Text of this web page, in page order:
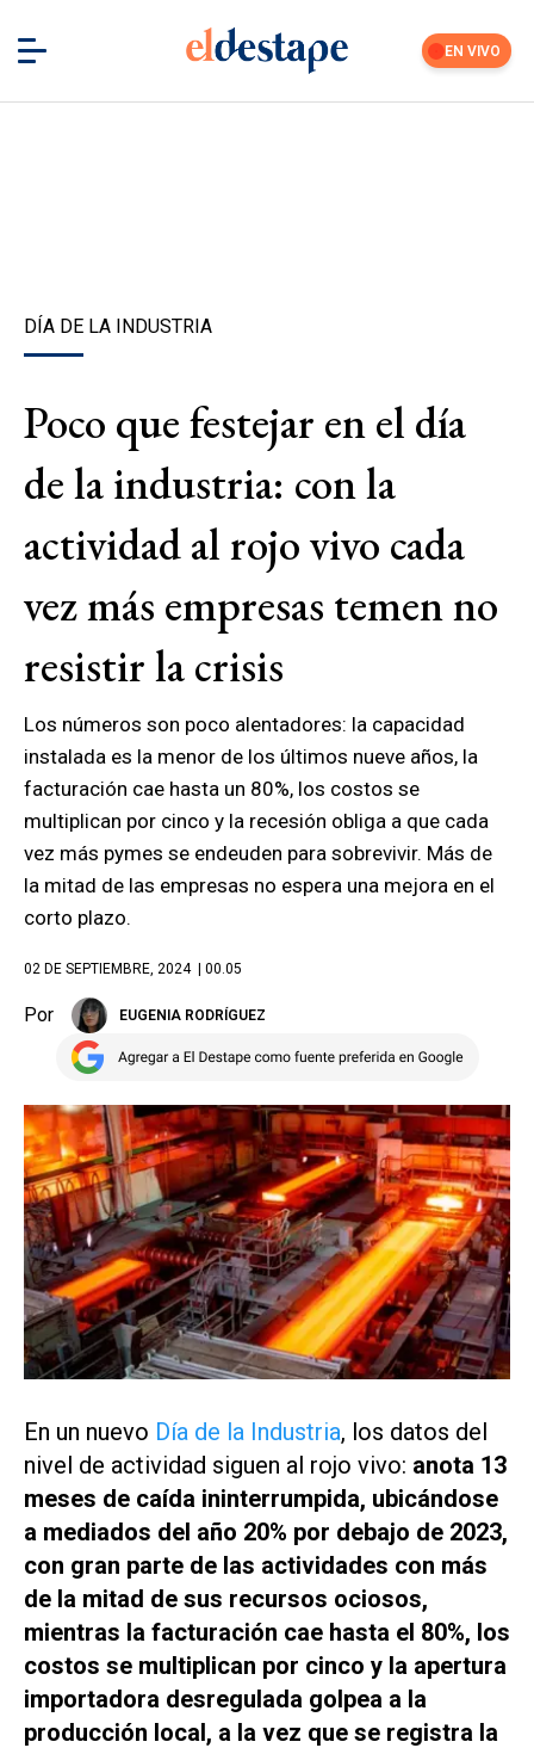
EN VIVO
DÍA DE LA INDUSTRIA
Poco que festejar en el día
de la industria: con la
actividad al rojo vivo cada
vez más empresas temen no
resistir la crisis
Los números son poco alentadores: la capacidad
instalada es la menor de los últimos nueve años, la
facturación cae hasta un 80%, los costos se
multiplican por cinco y la recesión obliga a que cada
vez más pymes se endeuden para sobrevivir. Más de
la mitad de las empresas no espera una mejora en el
corto plazo.
02 DE SEPTIEMBRE, 2024 | 00.05
Por EUGENIA RODRÍGUEZ
En un nuevo Día de la Industria, los datos del
nivel de actividad siguen al rojo vivo: anota 13
meses de caída ininterrumpida, ubicándose
a mediados del año 20% por debajo de 2023,
con gran parte de las actividades con más
de la mitad de sus recursos ociosos,
mientras la facturación cae hasta el 80%, los
costos se multiplican por cinco y la apertura
importadora desregulada golpea a la
producción local, a la vez que se registra la